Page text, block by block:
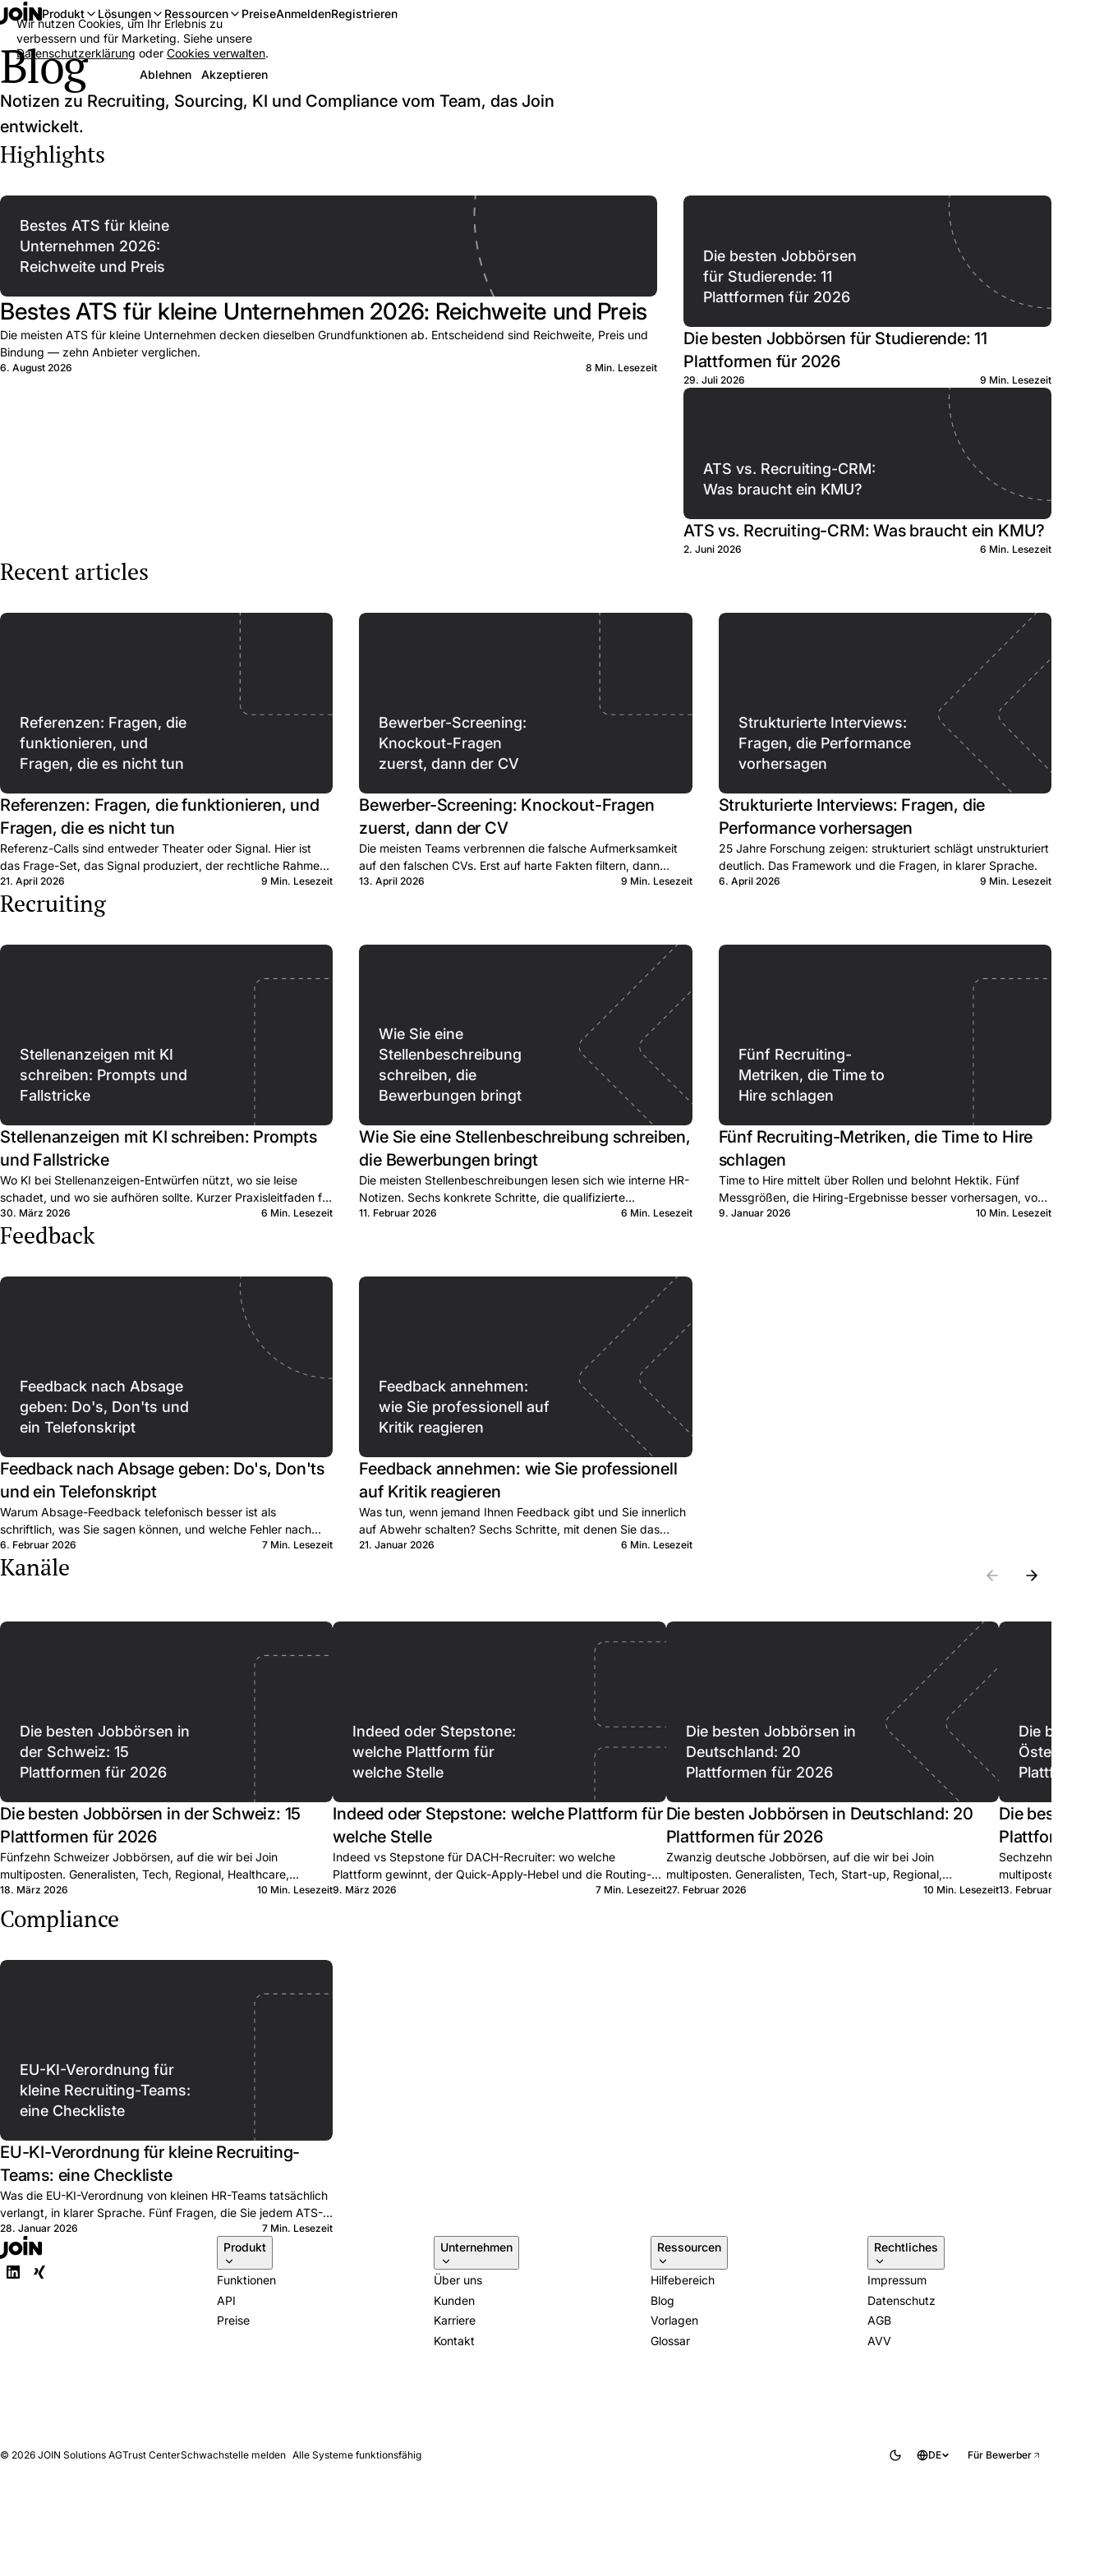
Produkt Lösungen Ressourcen PreiseAnmeldenRegistrieren
Blog
Notizen zu Recruiting, Sourcing, KI und Compliance vom Team, das Join
entwickelt.
Highlights
Bestes ATS für kleine
Unternehmen 2026:
Reichweite und Preis
Bestes ATS für kleine Unternehmen 2026: Reichweite und Preis
Die meisten ATS für kleine Unternehmen decken dieselben Grundfunktionen ab. Entscheidend sind Reichweite, Preis und
Bindung — zehn Anbieter verglichen.
6. August 2026 8 Min. Lesezeit
Die besten Jobbörsen
für Studierende: 11
Plattformen für 2026
Die besten Jobbörsen für Studierende: 11
Plattformen für 2026
29. Juli 2026 9 Min. Lesezeit
ATS vs. Recruiting-CRM:
Was braucht ein KMU?
ATS vs. Recruiting-CRM: Was braucht ein KMU?
2. Juni 2026 6 Min. Lesezeit
Recent articles
Referenzen: Fragen, die
funktionieren, und
Fragen, die es nicht tun
Referenzen: Fragen, die funktionieren, und
Fragen, die es nicht tun
Referenz-Calls sind entweder Theater oder Signal. Hier ist
das Frage-Set, das Signal produziert, der rechtliche Rahmen,
und wann Sie den Call ganz auslassen.
21. April 2026 9 Min. Lesezeit
Bewerber-Screening:
Knockout-Fragen
zuerst, dann der CV
Bewerber-Screening: Knockout-Fragen
zuerst, dann der CV
Die meisten Teams verbrennen die falsche Aufmerksamkeit
auf den falschen CVs. Erst auf harte Fakten filtern, dann
echte Zeit im qualifizierten Pool.
13. April 2026 9 Min. Lesezeit
Strukturierte Interviews:
Fragen, die Performance
vorhersagen
Strukturierte Interviews: Fragen, die
Performance vorhersagen
25 Jahre Forschung zeigen: strukturiert schlägt unstrukturiert
deutlich. Das Framework und die Fragen, in klarer Sprache.
6. April 2026 9 Min. Lesezeit
Recruiting
Stellenanzeigen mit KI
schreiben: Prompts und
Fallstricke
Stellenanzeigen mit KI schreiben: Prompts
und Fallstricke
Wo KI bei Stellenanzeigen-Entwürfen nützt, wo sie leise
schadet, und wo sie aufhören sollte. Kurzer Praxisleitfaden für
KMU-Recruiter.
30. März 2026 6 Min. Lesezeit
Wie Sie eine
Stellenbeschreibung
schreiben, die
Bewerbungen bringt
Wie Sie eine Stellenbeschreibung schreiben,
die Bewerbungen bringt
Die meisten Stellenbeschreibungen lesen sich wie interne HR-
Notizen. Sechs konkrete Schritte, die qualifizierte
Bewerber:innen zum Klick bringen.
11. Februar 2026 6 Min. Lesezeit
Fünf Recruiting-
Metriken, die Time to
Hire schlagen
Fünf Recruiting-Metriken, die Time to Hire
schlagen
Time to Hire mittelt über Rollen und belohnt Hektik. Fünf
Messgrößen, die Hiring-Ergebnisse besser vorhersagen, von
Lead bis Lag geordnet.
9. Januar 2026 10 Min. Lesezeit
Feedback
Feedback nach Absage
geben: Do's, Don'ts und
ein Telefonskript
Feedback nach Absage geben: Do's, Don'ts
und ein Telefonskript
Warum Absage-Feedback telefonisch besser ist als
schriftlich, was Sie sagen können, und welche Fehler nach
AGG rechtlich teuer werden können.
6. Februar 2026 7 Min. Lesezeit
Feedback annehmen:
wie Sie professionell auf
Kritik reagieren
Feedback annehmen: wie Sie professionell
auf Kritik reagieren
Was tun, wenn jemand Ihnen Feedback gibt und Sie innerlich
auf Abwehr schalten? Sechs Schritte, mit denen Sie das
Gespräch nutzen statt verteidigen.
21. Januar 2026 6 Min. Lesezeit
Kanäle
Die besten Jobbörsen in
der Schweiz: 15
Plattformen für 2026
Die besten Jobbörsen in der Schweiz: 15
Plattformen für 2026
Fünfzehn Schweizer Jobbörsen, auf die wir bei Join
multiposten. Generalisten, Tech, Regional, Healthcare,
Executive. Was jede kann und wann Sie sie kombinieren.
18. März 2026 10 Min. Lesezeit
Indeed oder Stepstone:
welche Plattform für
welche Stelle
Indeed oder Stepstone: welche Plattform für
welche Stelle
Indeed vs Stepstone für DACH-Recruiter: wo welche
Plattform gewinnt, der Quick-Apply-Hebel und die Routing-
Muster bei Join.
9. März 2026 7 Min. Lesezeit
Die besten Jobbörsen in
Deutschland: 20
Plattformen für 2026
Die besten Jobbörsen in Deutschland: 20
Plattformen für 2026
Zwanzig deutsche Jobbörsen, auf die wir bei Join
multiposten. Generalisten, Tech, Start-up, Regional,
Executive. Was jede kann und wann Sie sie kombinieren.
27. Februar 2026 10 Min. Lesezeit
Die besten
Österreich:
Die besten
Plattformen
Sechzehn
multiposten.
jede kann und
13. Februar 2026
Compliance
EU-KI-Verordnung für
kleine Recruiting-Teams:
eine Checkliste
EU-KI-Verordnung für kleine Recruiting-
Teams: eine Checkliste
Was die EU-KI-Verordnung von kleinen HR-Teams tatsächlich
verlangt, in klarer Sprache. Fünf Fragen, die Sie jedem ATS-
Anbieter stellen sollten.
28. Januar 2026 7 Min. Lesezeit
Produkt
Funktionen
API
Preise
Unternehmen
Über uns
Kunden
Karriere
Kontakt
Ressourcen
Hilfebereich
Blog
Vorlagen
Glossar
Rechtliches
Impressum
Datenschutz
AGB
AVV
© 2026 JOIN Solutions AGTrust CenterSchwachstelle melden Alle Systeme funktionsfähig DE Für Bewerber
Wir nutzen Cookies, um Ihr Erlebnis zu
verbessern und für Marketing. Siehe unsere
Datenschutzerklärung oder Cookies verwalten.
Ablehnen
Akzeptieren